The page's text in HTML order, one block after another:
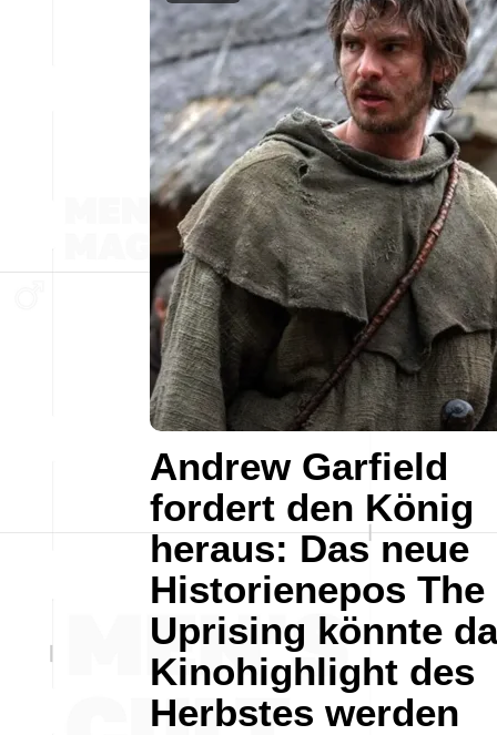
Andrew Garfield
fordert den König
heraus: Das neue
Historienepos The
Uprising könnte
Kinohighlight des
Herbstes werden